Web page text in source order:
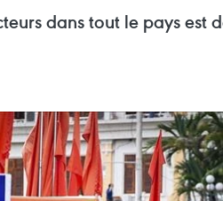
dans tout le pays